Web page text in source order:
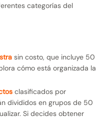
categorías del
sin costo, que incluye 50
cómo está organizada la
clasificados por
divididos en grupos de 50
Si decides obtener